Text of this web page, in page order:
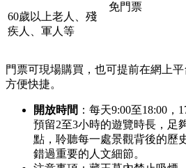
60歲以上老人、殘
疾人、軍人等
免門票
門票可現場購買，也可提前在網上
方便快捷。
開放時間 ：每天9:00至18:00
預留2至3小時的遊覽時長，足
點，聆聽每一處景觀背後的歷
錯過重要的人文細節。